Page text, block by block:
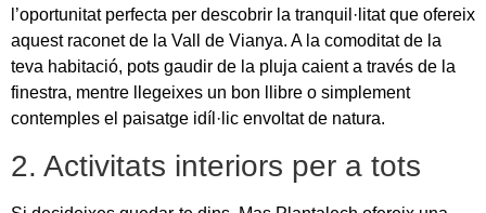
l’oportunitat perfecta per descobrir la tranquil·litat que ofereix
aquest raconet de la Vall de Vianya. A la comoditat de la
teva habitació, pots gaudir de la pluja caient a través de la
finestra, mentre llegeixes un bon llibre o simplement
contemples el paisatge idíl·lic envoltat de natura.
2. Activitats interiors per a tots